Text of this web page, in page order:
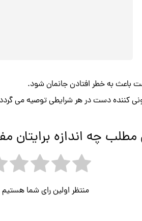
به خطر افتادن جانمان شود.
کننده دست در هر شرایطی توصیه می
مطلب چه اندازه برایتان
منتظر اولین رای شما هستیم